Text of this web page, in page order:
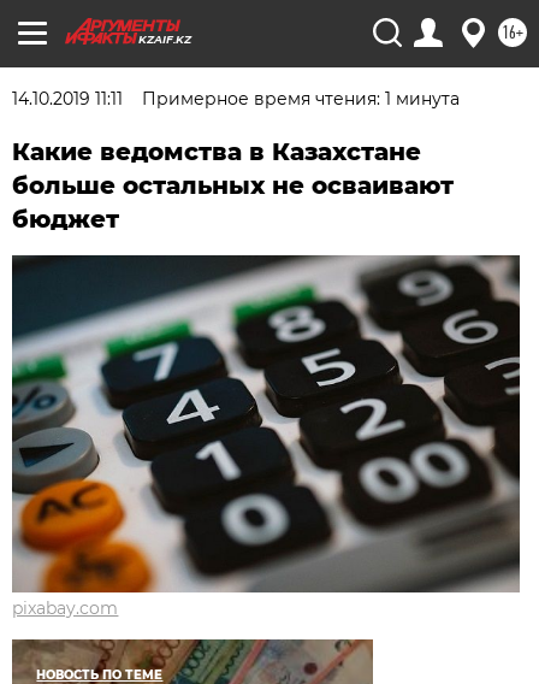
KZAIF.KZ 16+
14.10.2019 11:11 Примерное время чтения: 1 минута
Какие ведомства в Казахстане
больше остальных не осваивают
бюджет
pixabay.com
НОВОСТЬ ПО ТЕМЕ